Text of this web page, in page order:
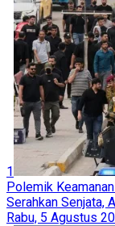
1
Polemik
Serahkan Senjata,
Rabu, 5 Agustus